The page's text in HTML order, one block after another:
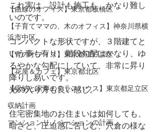
【曲線のオフィス】東京都板橋区
【子育てママの、木のオフィス】神奈川県横
浜市中区
【青のオフィス】東京都江戸川区
【花屋＆カフェ】東京都北区
【収納と家事のテラスハウス】東京都足立区
収納計画
マンションリノベーションの計画
これ実は、設計も施工も、かなり難し
いのです。
コンパクトな形状ですが、３階建てと
いう事も有り、階段勾配はかなり、ゆ
るやかな勾配にしていて、非常に昇り
降りし易いです。
光の入り方も良い感じ。
住宅密集地のお住まいは如何しても、
暗さと、圧迫感に苦しむ、穴倉の様な